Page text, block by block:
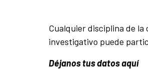
Cualquier disciplina de
investigativo puede
Déjanos tus datos aquí